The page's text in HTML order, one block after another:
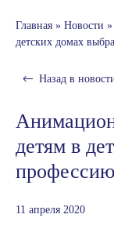
Главная » Новости »
детских домах
Назад в
детям в
профессию
11 апреля 2020